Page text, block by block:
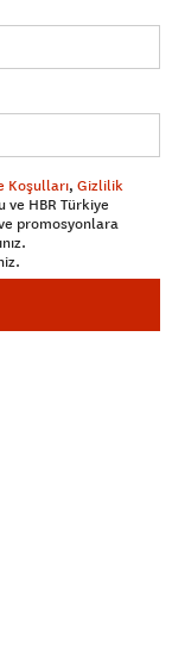
Koşulları, Gizlilik
ve HBR Türkiye
promosyonlara